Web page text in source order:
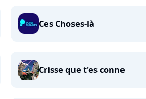
Ces Choses-là
Crisse que t'es conne